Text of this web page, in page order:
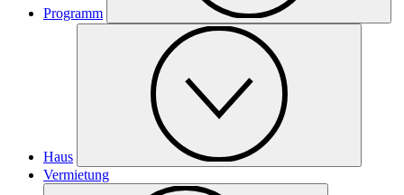
Programm
Haus
Vermietung